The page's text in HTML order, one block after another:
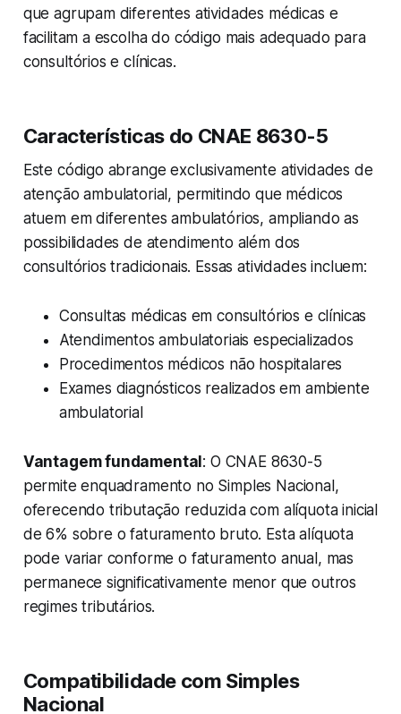
que agrupam diferentes atividades médicas e
facilitam a escolha do código mais adequado para
consultórios e clínicas.
Características do CNAE 8630-5
Este código abrange exclusivamente atividades de
atenção ambulatorial, permitindo que médicos
atuem em diferentes ambulatórios, ampliando as
possibilidades de atendimento além dos
consultórios tradicionais. Essas atividades incluem:
Consultas médicas em consultórios e clínicas
Atendimentos ambulatoriais especializados
Procedimentos médicos não hospitalares
Exames diagnósticos realizados em ambiente
ambulatorial
Vantagem fundamental : O CNAE 8630-5
permite enquadramento no Simples Nacional,
oferecendo tributação reduzida com alíquota inicial
de 6% sobre o faturamento bruto. Esta alíquota
pode variar conforme o faturamento anual, mas
permanece significativamente menor que outros
regimes tributários.
Compatibilidade com Simples
Nacional